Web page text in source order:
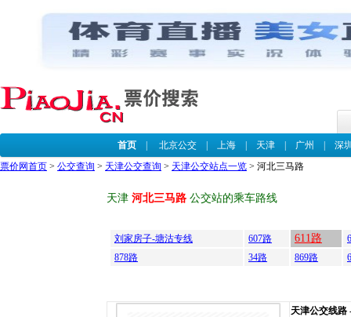
首页| 北京公交| 上海| 天津| 广州
深
票价网首页 > 公交查询 > 天津公交查询 > 天津公交站点一览 > 河北三马路
天津 河北三马路 公交站的乘车路线
刘家房子-塘沽专线 607路 611路
878路
34路 869路
天津公交线路